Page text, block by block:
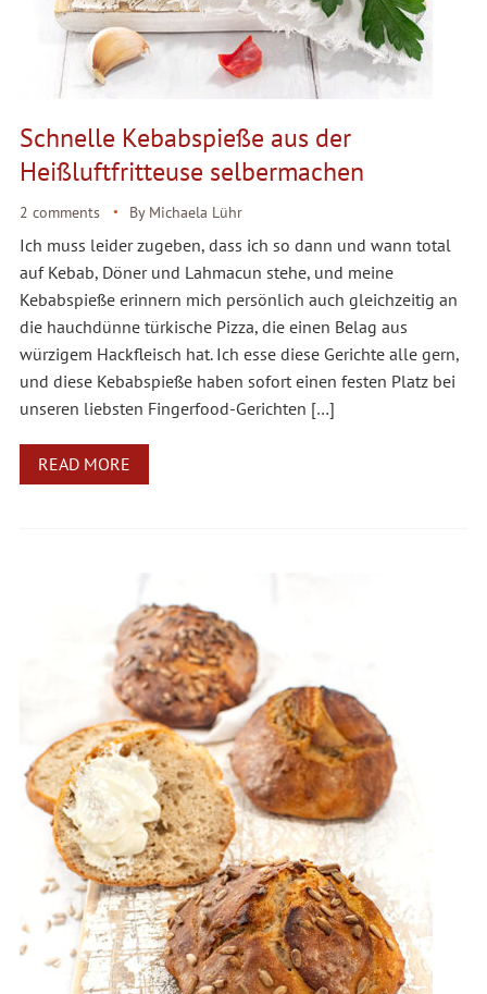
Schnelle Kebabspieße aus der
Heißluftfritteuse selbermachen
2 comments By Michaela Lühr
Ich muss leider zugeben, dass ich so dann und wann total
auf Kebab, Döner und Lahmacun stehe, und meine
Kebabspieße erinnern mich persönlich auch gleichzeitig an
die hauchdünne türkische Pizza, die einen Belag aus
würzigem Hackfleisch hat. Ich esse diese Gerichte alle gern,
und diese Kebabspieße haben sofort einen festen Platz bei
unseren liebsten Fingerfood-Gerichten […]
READ MORE